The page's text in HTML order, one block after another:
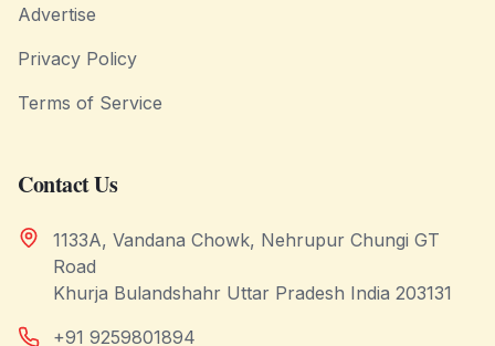
Advertise
Privacy Policy
Terms of Service
Contact Us
1133A, Vandana Chowk, Nehrupur Chungi GT
Road
Khurja Bulandshahr Uttar Pradesh India 203131
+91 9259801894